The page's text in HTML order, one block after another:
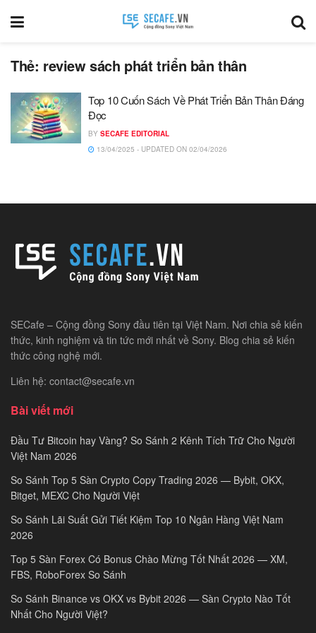
Thẻ: review sách phát triển bản thân
Top 10 Cuốn Sách Về Phát Triển Bản Thân Đáng
Đọc
BY SECAFE EDITORIAL
13/04/2025 - UPDATED ON 02/04/2026
SECafe – Cộng đồng Sony đầu tiên tại Việt Nam. Nơi chia sẻ kiến
thức, kinh nghiệm và tin tức mới nhất về Sony. Blog chia sẻ kiến
thức công nghệ mới.
Liên hệ: contact@secafe.vn
Bài viết mới
Đầu Tư Bitcoin hay Vàng? So Sánh 2 Kênh Tích Trữ Cho Người
Việt Nam 2026
So Sánh Top 5 Sàn Crypto Copy Trading 2026 — Bybit, OKX,
Bitget, MEXC Cho Người Việt
So Sánh Lãi Suất Gửi Tiết Kiệm Top 10 Ngân Hàng Việt Nam
2026
Top 5 Sàn Forex Có Bonus Chào Mừng Tốt Nhất 2026 — XM,
FBS, RoboForex So Sánh
So Sánh Binance vs OKX vs Bybit 2026 — Sàn Crypto Nào Tốt
Nhất Cho Người Việt?